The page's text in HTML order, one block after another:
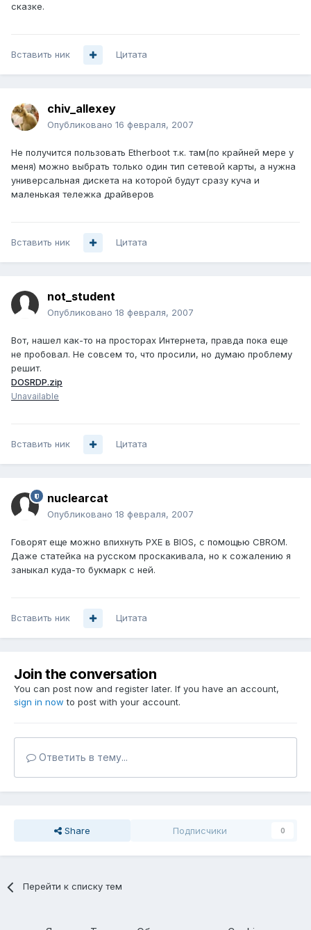
сказке.
Вставить ник Цитата
chiv_allexey
Опубликовано 16 февраля, 2007
Не получится пользовать Etherboot т.к. там(по крайней мере у
меня) можно выбрать только один тип сетевой карты, а нужна
универсальная дискета на которой будут сразу куча и
маленькая тележка драйверов
Вставить ник Цитата
not_student
Опубликовано 18 февраля, 2007
Вот, нашел как-то на просторах Интернета, правда пока еще
не пробовал. Не совсем то, что просили, но думаю проблему
решит.
DOSRDP.zip
Unavailable
Вставить ник Цитата
nuclearcat
Опубликовано 18 февраля, 2007
Говорят еще можно впихнуть PXE в BIOS, с помощью CBROM.
Даже статейка на русском проскакивала, но к сожалению я
заныкал куда-то букмарк с ней.
Вставить ник Цитата
Join the conversation
You can post now and register later. If you have an account,
sign in now to post with your account.
Ответить в тему...
Share Подписчики 0
Перейти к списку тем